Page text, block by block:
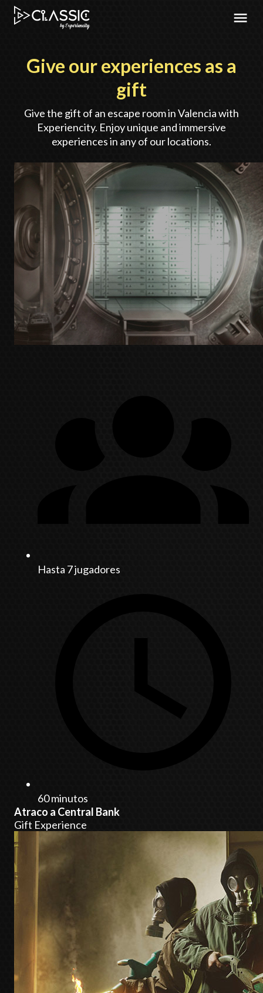
Give our experiences as a
gift
Give the gift of an escape room in Valencia with
Experiencity. Enjoy unique and immersive
experiences in any of our locations.
Hasta 7 jugadores
60 minutos
Atraco a Central Bank
Gift Experience